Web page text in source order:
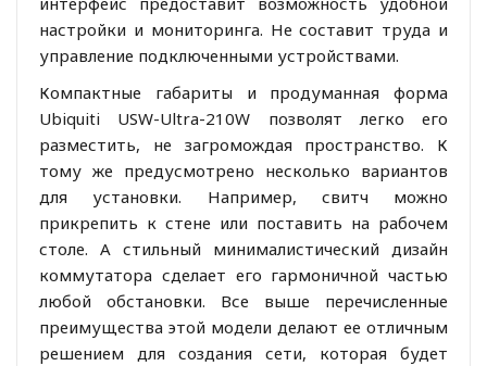
настройки и мониторинга. Не составит труда и
управление подключенными устройствами.
Компактные габариты и продуманная форма
Ubiquiti USW-Ultra-210W позволят легко его
разместить, не загромождая пространство. К
тому же предусмотрено несколько вариантов
для установки. Например, свитч можно
прикрепить к стене или поставить на рабочем
столе. А стильный минималистический дизайн
коммутатора сделает его гармоничной частью
любой обстановки. Все выше перечисленные
преимущества этой модели делают ее отличным
решением для создания сети, которая будет